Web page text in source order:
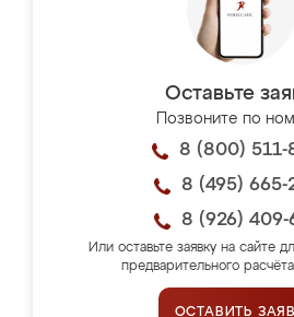
Оставьте
Позвоните по
8 (800) 511-
8 (495) 665-
8 (926) 409-
Или оставьте заявку на сайте
предварительного
ОСТАВИТЬ